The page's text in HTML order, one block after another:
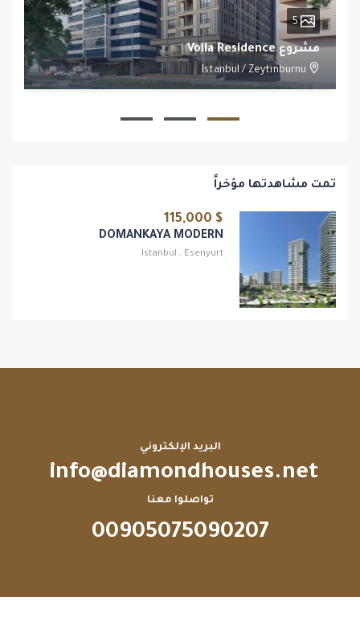
5
مشروع Voila Residence
Istanbul / Zeytınburnu
تمت مشاهدتها مؤخراً
$ 115,000
DOMANKAYA MODERN
Istanbul , Esenyurt
البريد الإلكتروني
info@diamondhouses.net
تواصلوا معنا
00905075090207